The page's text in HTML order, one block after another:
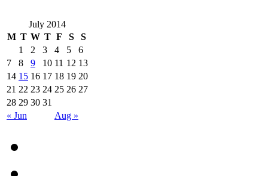
July 2014
M T W T F S S
« Jun Aug »
1 2 3 4 5
6
7
8 9 10 11 12 13
14 15 16 17 18 19 20
21 22 23 24 25 26 27
28 29 30 31